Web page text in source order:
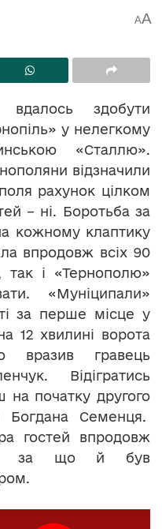
AA
здобути
у нелегкому
«Сталлю».
відзначили
рахунок цілком
– ні. Боротьба за
кожному клаптику
впродовж всіх 90
так і «Тернополю»
«Муніципали»
за перше місце у
12 хвилині ворота
вразив гравець
Відігратись
початку другого
Семенця.
гостей впродовж
за що й був